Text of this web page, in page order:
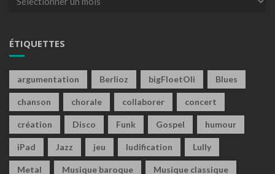
ÉTIQUETTES
argumentation Berlioz bigFloetOli Blues
chanson chorale collaborer concert
création Disco Funk Gospel humour
iPad Jazz jeu ludification Lully
Metal Musique baroque Musique classique